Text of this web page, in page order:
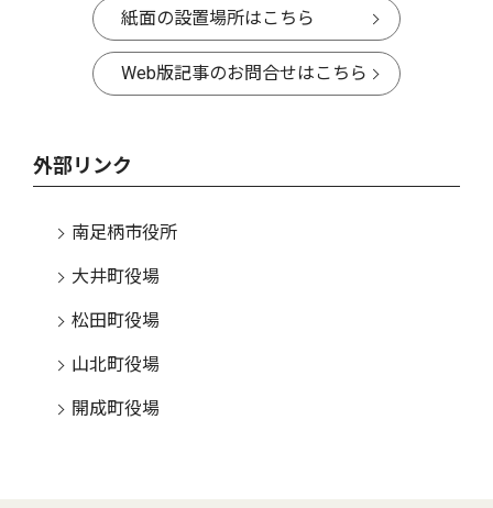
紙面の設置場所はこちら
Web版記事のお問合せはこちら
外部リンク
南足柄市役所
大井町役場
松田町役場
山北町役場
開成町役場